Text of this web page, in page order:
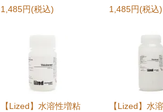
1,485円(税込)
1,485円(税込)
【Lized】水溶性増粘
【Lized】水